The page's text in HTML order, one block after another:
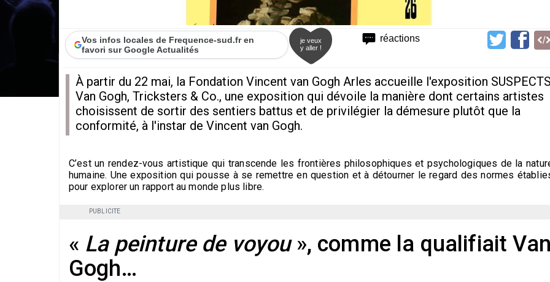
réactions
Vos infos locales de Frequence-sud.fr en
favori sur Google Actualités
je veux
y aller !
À partir du 22 mai, la Fondation Vincent van Gogh Arles accueille l'exposition
Van Gogh, Tricksters & Co., une exposition qui dévoile la manière dont certains artistes
choisissent de sortir des sentiers battus et de privilégier la démesure plutôt que la
conformité, à l'instar de Vincent van Gogh.
C’est un rendez-vous artistique qui transcende les frontières philosophiques et psychologiques de la
humaine. Une exposition qui pousse à se remettre en question et à détourner le regard des normes
pour explorer un rapport au monde plus libre.
PUBLICITE
« La peinture de voyou», comme la qualifiait
Gogh…